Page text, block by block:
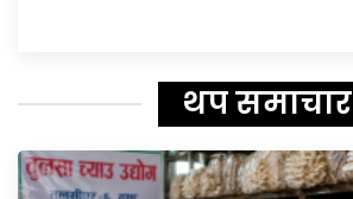
थप समाचार